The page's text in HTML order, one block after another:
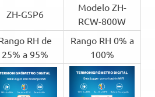
ZH-GSP6
Modelo ZH-
RCW-800W
RH de
25% a 95%
Rango RH 0% a
100%